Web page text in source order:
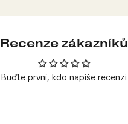
Recenze zákazníků
Buďte první, kdo napíše recenzi